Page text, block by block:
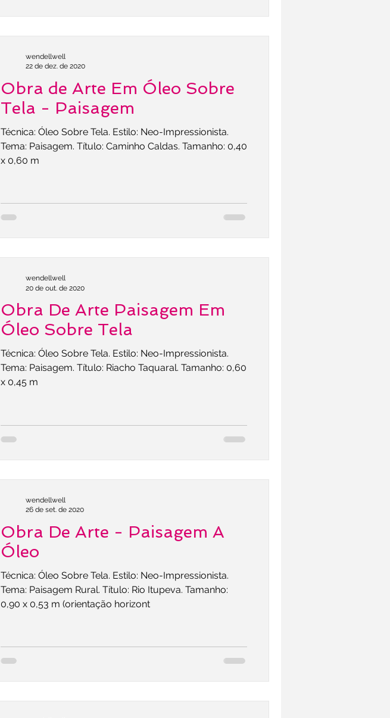
Obra de Arte Em Óleo Sobre
Tela - Paisagem
Técnica: Óleo Sobre Tela. Estilo: Neo-Impressionista.
Tema: Paisagem. Título: Caminho Caldas. Tamanho: 0,40
x 0,60 m
wendellwell
22 de dez. de 2020
Obra De Arte Paisagem Em
Óleo Sobre Tela
Técnica: Óleo Sobre Tela. Estilo: Neo-Impressionista.
Tema: Paisagem. Título: Riacho Taquaral. Tamanho: 0,60
x 0,45 m
wendellwell
20 de out. de 2020
Obra De Arte - Paisagem A
Óleo
Técnica: Óleo Sobre Tela. Estilo: Neo-Impressionista.
Tema: Paisagem Rural. Título: Rio Itupeva. Tamanho:
0,90 x 0,53 m (orientação horizont
wendellwell
26 de set. de 2020